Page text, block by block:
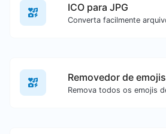
ICO para JPG
Removedor de emojis